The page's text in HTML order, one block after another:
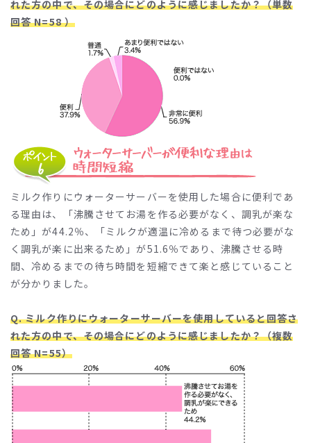
れた方の中で、その場合にどのように感じましたか？（単数
回答 N=58 ）
ミルク作りにウォーターサーバーを使用した場合に便利であ
る理由は、「沸騰させてお湯を作る必要がなく、調乳が楽な
ため」が44.2％、「ミルクが適温に冷めるまで待つ必要がな
く調乳が楽に出来るため」が51.6％であり、沸騰させる時
間、冷めるまでの待ち時間を短縮できて楽と感じていること
が分かりました。
Q. ミルク作りにウォーターサーバーを使用していると回答さ
れた方の中で、その場合にどのように感じましたか？（複数
回答 N=55）